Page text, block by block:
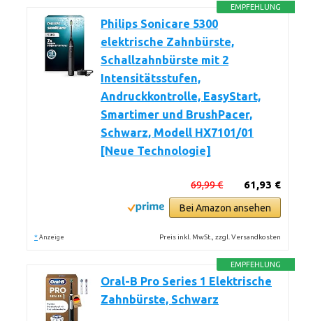
EMPFEHLUNG
Philips Sonicare 5300
elektrische Zahnbürste,
Schallzahnbürste mit 2
Intensitätsstufen,
Andruckkontrolle, EasyStart,
Smartimer und BrushPacer,
Schwarz, Modell HX7101/01
[Neue Technologie]
61,93 €
69,99 €
Bei Amazon ansehen
* Anzeige Preis inkl. MwSt., zzgl. Versandkosten
EMPFEHLUNG
Oral-B Pro Series 1 Elektrische
Zahnbürste, Schwarz